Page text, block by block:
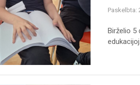
Paskelbta:
Birželio 5